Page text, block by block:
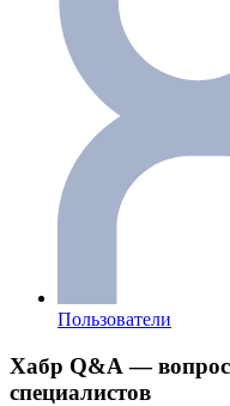
Пользователи
Хабр Q&A —
специалистов